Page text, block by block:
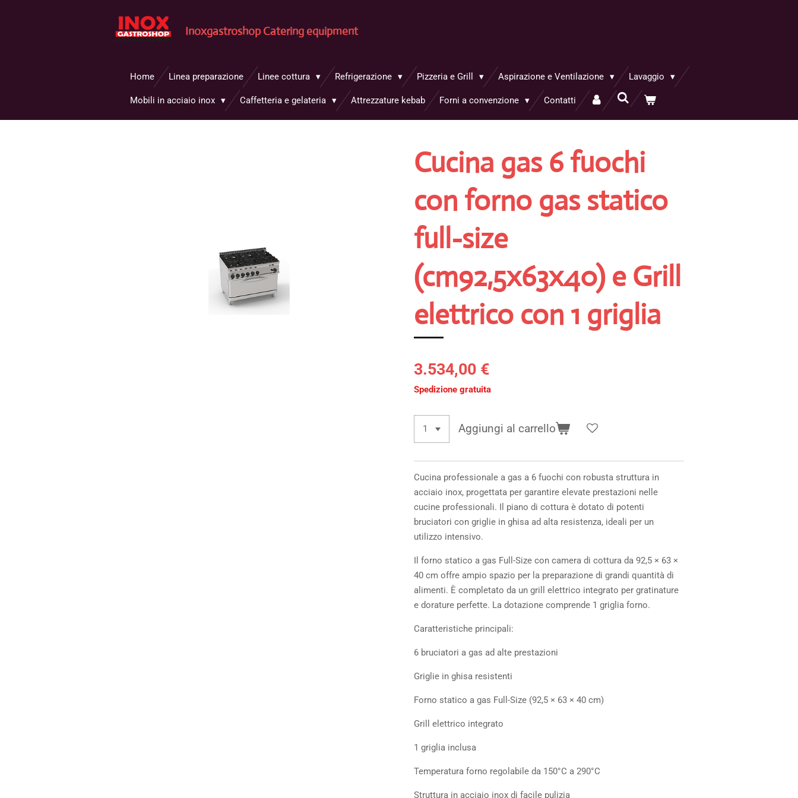
Inoxgastroshop Catering equipment
Home Linea preparazione Linee cottura Refrigerazione Pizzeria e Grill Aspirazione e Ventilazione Lavaggio
Mobili in acciaio inox Caffetteria e gelateria Attrezzature kebab Forni a convenzione Contatti
Cucina gas 6 fuochi
con forno gas statico
full-size
(cm92,5x63x40) e Grill
elettrico con 1 griglia
3.534,00 €
Spedizione gratuita
Aggiungi al carrello
Cucina professionale a gas a 6 fuochi con robusta struttura in
acciaio inox, progettata per garantire elevate prestazioni nelle
cucine professionali. Il piano di cottura è dotato di potenti
bruciatori con griglie in ghisa ad alta resistenza, ideali per un
utilizzo intensivo.
Il forno statico a gas Full-Size con camera di cottura da 92,5 × 63 ×
40 cm offre ampio spazio per la preparazione di grandi quantità di
alimenti. È completato da un grill elettrico integrato per gratinature
e dorature perfette. La dotazione comprende 1 griglia forno.
Caratteristiche principali:
6 bruciatori a gas ad alte prestazioni
Griglie in ghisa resistenti
Forno statico a gas Full-Size (92,5 × 63 × 40 cm)
Grill elettrico integrato
1 griglia inclusa
Temperatura forno regolabile da 150°C a 290°C
Struttura in acciaio inox di facile pulizia